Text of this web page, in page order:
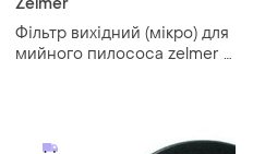
Zelmer
Фільтр вихідний (мікро) для
мийного пилососа zelmer \